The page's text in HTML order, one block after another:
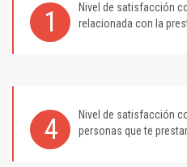
1 Nivel de satisfacción
relacionada con la
4 Nivel de satisfacción
personas que te